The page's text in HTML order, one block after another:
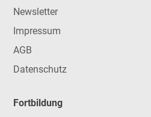
Newsletter
Impressum
AGB
Datenschutz
Fortbildung